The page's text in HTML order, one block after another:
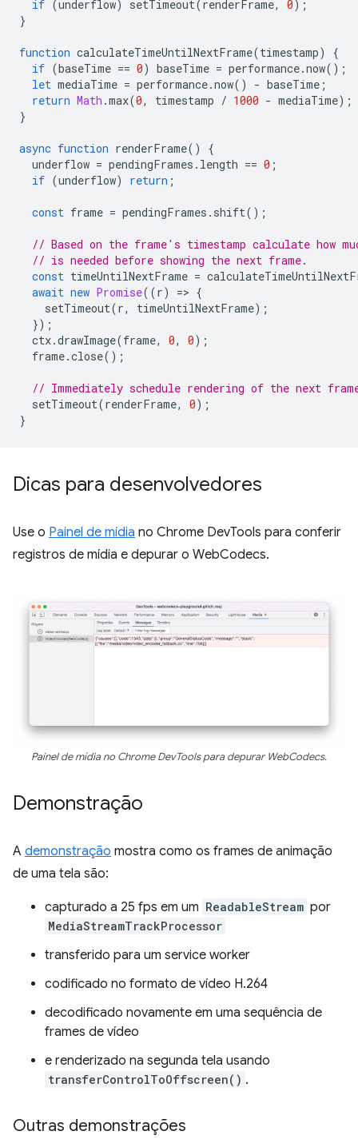
if (underflow) setTimeout( renderFrame, 0 );
}
function calculateTimeUntilNextFrame(timestamp)
{
if (baseTime == 0) baseTime = performance.now();
let mediaTime = performance.now() - baseTime ;
return Math .max(0, timestamp / 1000 - mediaTime);
}
async function renderFrame()
{
underflow = pendingFrames . length == 0 ;
if (underflow) return ;
const frame = pendingFrames . shift();
// Based on the frame's timestamp calculate how
// is needed before showing the next frame.
const timeUntilNextFrame =
await new Promise((r) => {
setTimeout(r, timeUntilNextFrame);
});
ctx.drawImage(frame, 0, 0);
frame.close();
// Immediately schedule rendering of the next
setTimeout(renderFrame, 0);
}
Dicas para desenvolvedores
Use o Painel de mídia no Chrome DevTools para conferir
registros de mídia e depurar o WebCodecs.
Painel de mídia no Chrome DevTools para depurar WebCodecs.
Demonstração
A demonstração mostra como os frames de animação
de uma tela são:
capturado a 25 fps em um ReadableStream por
MediaStreamTrackProcessor
transferido para um service worker
codificado no formato de vídeo H.264
decodificado novamente em uma sequência de
frames de vídeo
e renderizado na segunda tela usando
transferControlToOffscreen() .
Outras demonstrações